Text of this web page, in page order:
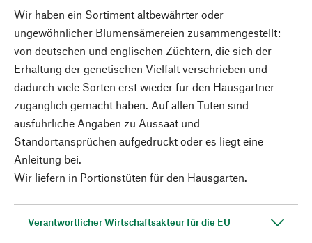
Wir haben ein Sortiment altbewährter oder
ungewöhnlicher Blumensämereien zusammengestellt:
von deutschen und englischen Züchtern, die sich der
Erhaltung der genetischen Vielfalt verschrieben und
dadurch viele Sorten erst wieder für den Hausgärtner
zugänglich gemacht haben. Auf allen Tüten sind
ausführliche Angaben zu Aussaat und
Standortansprüchen aufgedruckt oder es liegt eine
Anleitung bei.
Wir liefern in Portionstüten für den Hausgarten.
Verantwortlicher Wirtschaftsakteur für die EU